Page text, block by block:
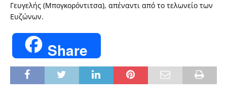
Γευγελής (Μπογκορόντιτσα), απέναντι από το τελωνείο των
Ευζώνων.
Share